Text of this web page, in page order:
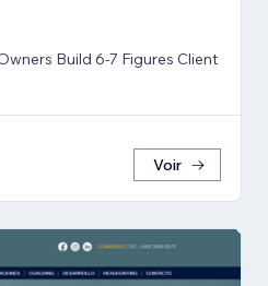
Build 6-7 Figures Client
Voir